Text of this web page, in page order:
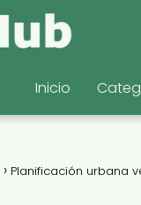
Inicio
Planificación urbana